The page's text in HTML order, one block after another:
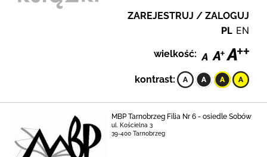
ZAREJESTRUJ / ZALOGUJ
PL EN
wielkość:
kontrast:
MBP Tarnobrzeg Filia Nr 6 - osiedle Sobów
ul. Kościelna 3
39-400 Tarnobrzeg